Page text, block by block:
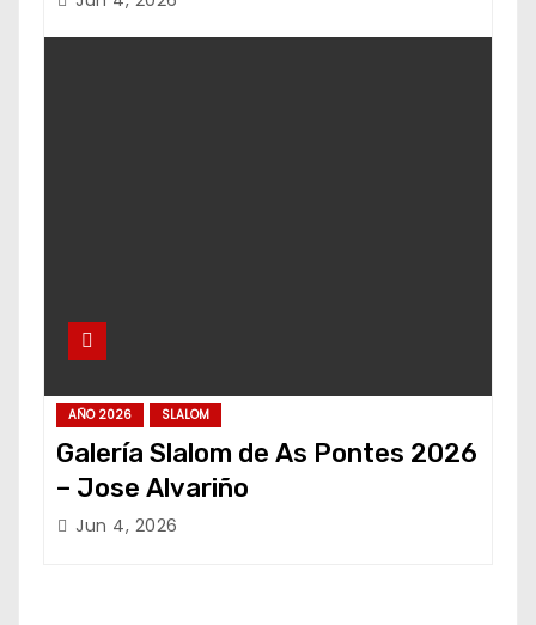
AÑO 2026 SLALOM
Galería Slalom de As Pontes 2026
– Jose Alvariño
Jun 4, 2026